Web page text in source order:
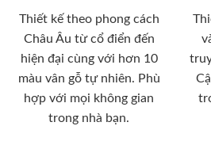
Thiết kế theo phong cách
Châu Âu từ cổ điển đến
hiện đại cùng với hơn 10
màu vân gỗ tự nhiên. Phù
hợp với mọi không gian
trong nhà bạn.